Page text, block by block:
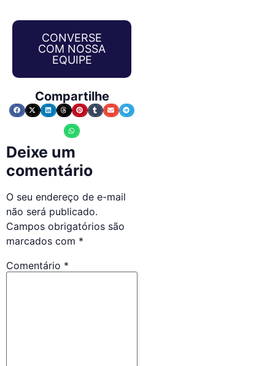
CONVERSE
COM NOSSA
EQUIPE
Compartilhe
Deixe um
comentário
O seu endereço de e-mail
não será publicado.
Campos obrigatórios são
marcados com *
Comentário *